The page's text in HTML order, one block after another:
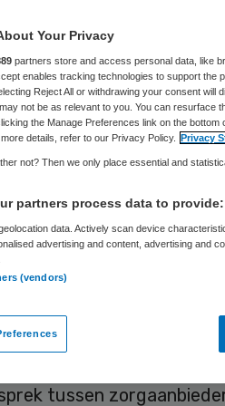
Skipr Redactie 20 mei 2019,
Zorgautoriteit
voor nieuwe bekostiging
een zintuiglijke
2020 in. Op de website
nieuwe bekostiging zou
tussen
Your Privacy
partners store and access personal data, like
enables tracking technologies to support
Reject All or withdrawing your consent
not be as relevant to you. You can resurface
the Manage Preferences link on the
details, refer to our Privacy Policy. Privacy
not? Then we only place essential and
partners process data to provide:
data. Actively scan device
advertising and content, advertising and
(vendors)